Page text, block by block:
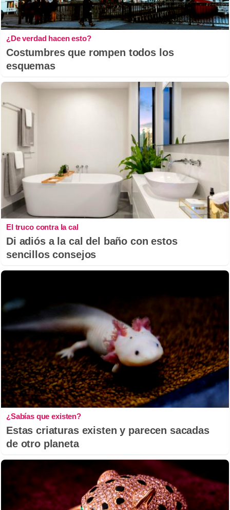
¿De verdad hacen esto?
Costumbres que rompen todos los
esquemas
El truco contra la cal
Di adiós a la cal del baño con estos
sencillos consejos
¿Sabías que existen?
Estas criaturas existen y parecen sacadas
de otro planeta